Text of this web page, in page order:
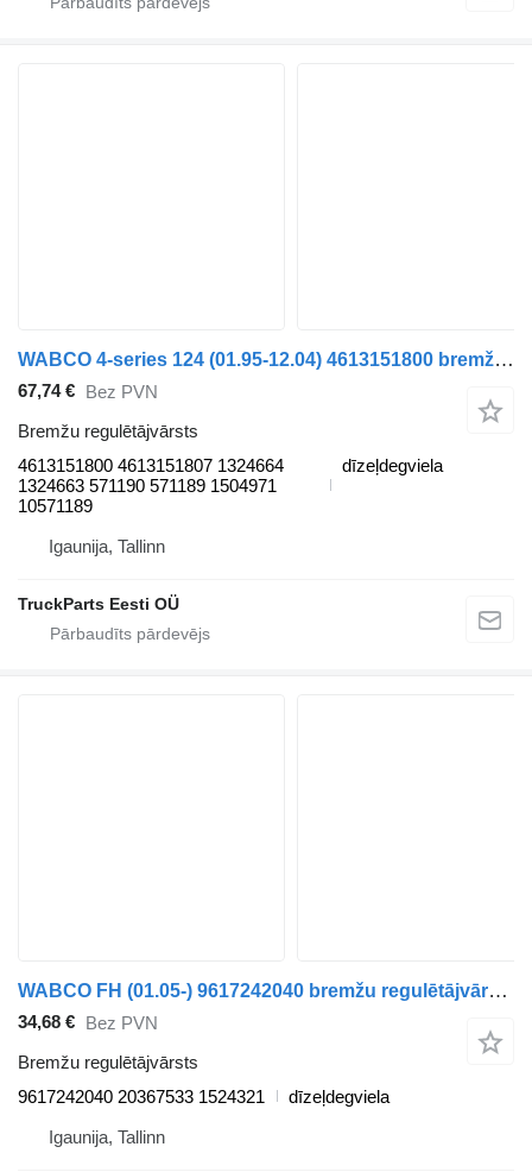
WABCO 4-series 124 (01.95-12.04) 4613151800 bremžu regulētājvārsts paredzēts Scania 4-series (1995-2006) vilcēja
67,74 € Bez PVN
Bremžu regulētājvārsts
4613151800 4613151807 1324664
1324663 571190 571189 1504971
10571189
dīzeļdegviela
Igaunija, Tallinn
TruckParts Eesti OÜ
WABCO FH (01.05-) 9617242040 bremžu regulētājvārsts paredzēts Volvo FH12, FH16, NH12, FH, VNL780 (1993-2014) vilcēja
34,68 € Bez PVN
Bremžu regulētājvārsts
9617242040 20367533 1524321
dīzeļdegviela
Igaunija, Tallinn